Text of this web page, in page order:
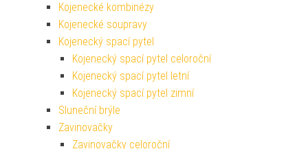
Kojenecké kombinézy
Kojenecké soupravy
Kojenecký spací pytel
Kojenecký spací pytel celoroční
Kojenecký spací pytel letní
Kojenecký spací pytel zimní
Sluneční brýle
Zavinovačky
Zavinovačky celoroční